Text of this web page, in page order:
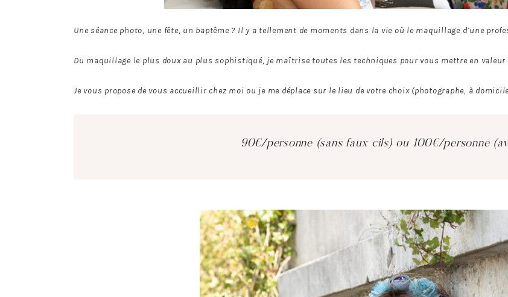
Une séance photo, une fête, un baptême ? Il y a tellement de moments dans la vie où le maquillage d’une
Du maquillage le plus doux au plus sophistiqué, je maîtrise toutes les techniques pour vous mettre en
Je vous propose de vous accueillir chez moi ou je me déplace sur le lieu de votre choix (photographe, à
90€/personne (sans faux cils) ou 100€/personne